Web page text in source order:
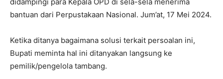
bantuan dari Perpustakaan Nasional. Jum’at, 17 Mei 2024.
Ketika ditanya bagaimana solusi terkait persoalan ini,
Bupati meminta hal ini ditanyakan langsung ke
pemilik/pengelola tambang.